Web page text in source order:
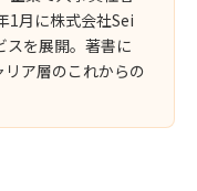
1月に株式会社Sei
スを展開。著書に
リア層のこれからの